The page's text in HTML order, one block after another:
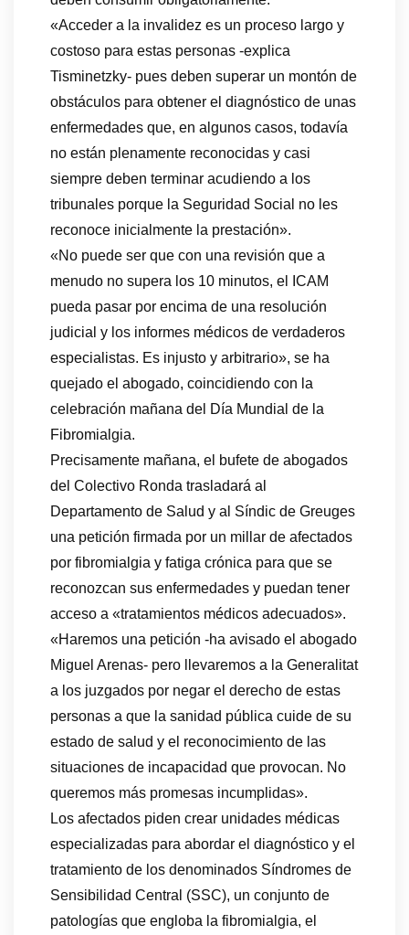
«Acceder a la invalidez es un proceso largo y
costoso para estas personas -explica
Tisminetzky- pues deben superar un montón de
obstáculos para obtener el diagnóstico de unas
enfermedades que, en algunos casos, todavía
no están plenamente reconocidas y casi
siempre deben terminar acudiendo a los
tribunales porque la Seguridad Social no les
reconoce inicialmente la prestación».
«No puede ser que con una revisión que a
menudo no supera los 10 minutos, el ICAM
pueda pasar por encima de una resolución
judicial y los informes médicos de verdaderos
especialistas. Es injusto y arbitrario», se ha
quejado el abogado, coincidiendo con la
celebración mañana del Día Mundial de la
Fibromialgia.
Precisamente mañana, el bufete de abogados
del Colectivo Ronda trasladará al
Departamento de Salud y al Síndic de Greuges
una petición firmada por un millar de afectados
por fibromialgia y fatiga crónica para que se
reconozcan sus enfermedades y puedan tener
acceso a «tratamientos médicos adecuados».
«Haremos una petición -ha avisado el abogado
Miguel Arenas- pero llevaremos a la Generalitat
a los juzgados por negar el derecho de estas
personas a que la sanidad pública cuide de su
estado de salud y el reconocimiento de las
situaciones de incapacidad que provocan. No
queremos más promesas incumplidas».
Los afectados piden crear unidades médicas
especializadas para abordar el diagnóstico y el
tratamiento de los denominados Síndromes de
Sensibilidad Central (SSC), un conjunto de
patologías que engloba la fibromialgia, el